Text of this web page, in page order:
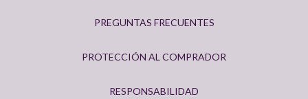
PREGUNTAS FRECUENTES
PROTECCIÓN AL COMPRADOR
RESPONSABILIDAD